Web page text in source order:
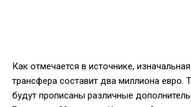
Как отмечается в источнике,
трансфера составит два миллиона евро.
будут прописаны различные